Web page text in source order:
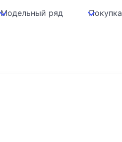
Модельный ряд Покупка